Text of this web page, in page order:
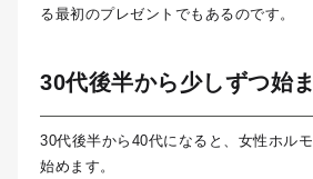
る最初のプレゼントでもあるのです。
30代後半から少しずつ始
30代後半から40代になると、女性ホル
始めます。